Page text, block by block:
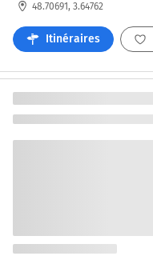
48.70691, 3.64762
Itinéraires